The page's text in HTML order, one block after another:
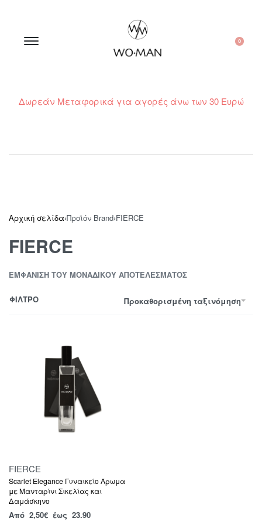
0
Δωρεάν Μεταφορικά για αγορές άνω των 30 Ευρώ
Αρχική σελίδα›Προϊόν Brand›FIERCE
FIERCE
ΕΜΦΆΝΙΣΗ ΤΟΥ ΜΟΝΑΔΙΚΟΎ ΑΠΟΤΕΛΈΣΜΑΤΟΣ
Προκαθορισμένη ταξινόμηση
ΦΙΛΤΡΟ
FIERCE
Scarlet Elegance Γυναικείο Άρωμα
με Μανταρίνι Σικελίας και
Δαμάσκηνο
Από 2,50€ έως 23.90